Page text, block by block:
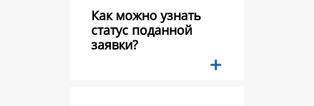
Как можно узнать
статус поданной
заявки?